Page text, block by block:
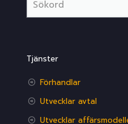
Tjänster
Förhandlar
Utvecklar avtal
Utvecklar